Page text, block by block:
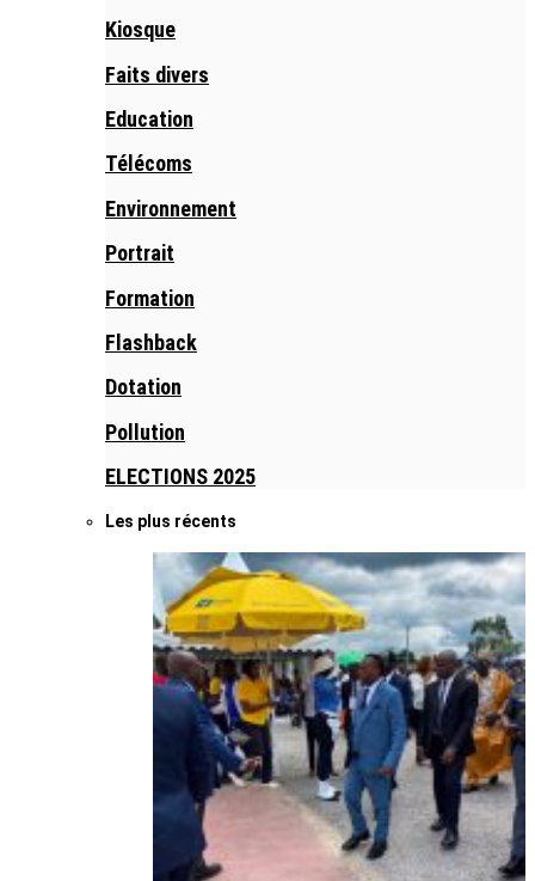
Kiosque
Faits divers
Education
Télécoms
Environnement
Portrait
Formation
Flashback
Dotation
Pollution
ELECTIONS 2025
Les plus récents